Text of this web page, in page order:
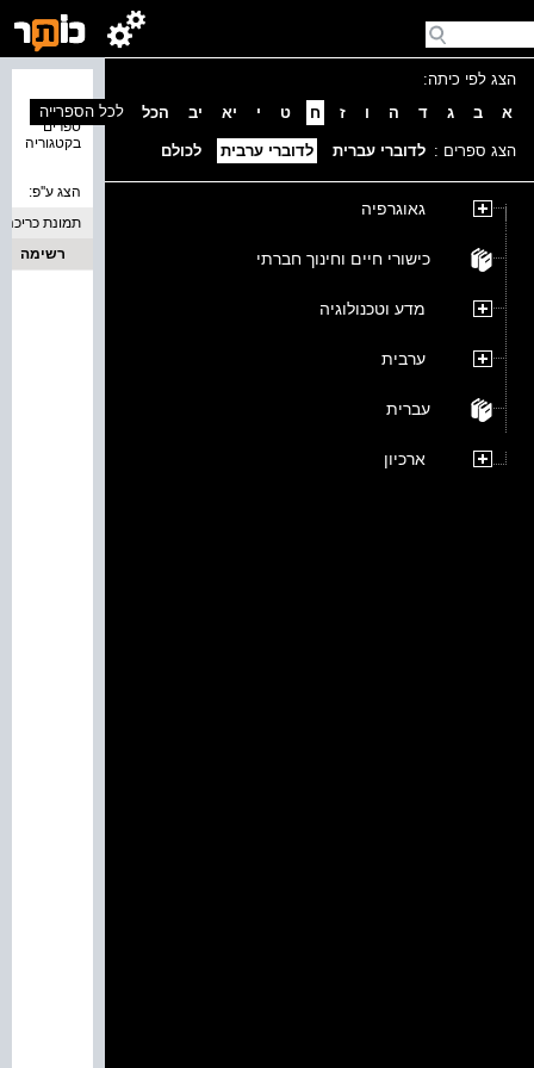
הצג לפי כיתה:
א
ב ג ד ה ו ז ח ט י יא יב הכל
הצג ספרים : לדוברי עברית לדוברי ערבית לכולם
גאוגרפיה
כישורי חיים וחינוך חברתי
מדע וטכנולוגיה
ערבית
עברית
ארכיון
ספרים
בקטגוריה
לכל הספרייה
הצג ע''פ:
תמונת כריכה
רשימה